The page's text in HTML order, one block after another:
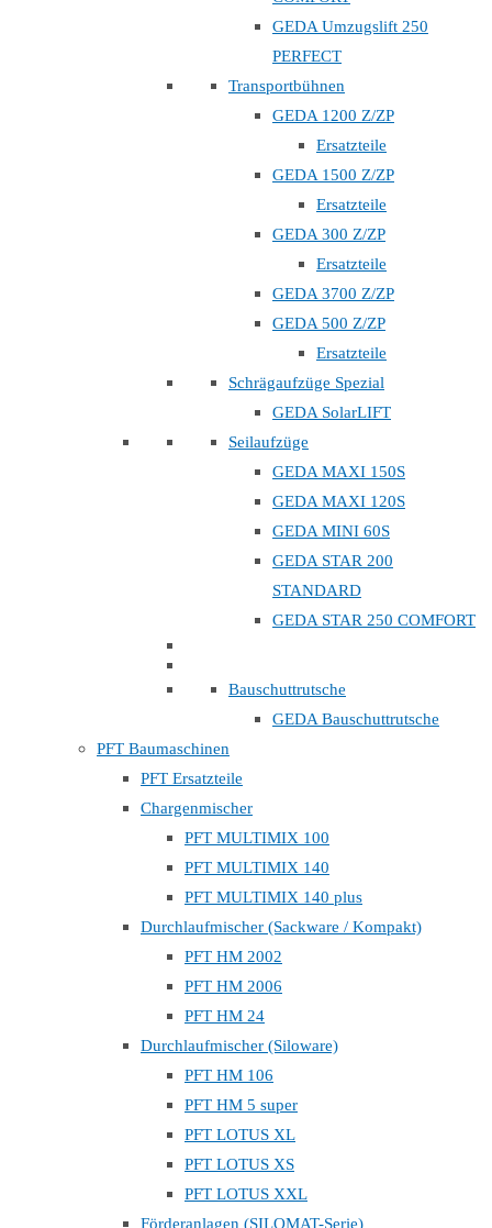
GEDA Umzugslift 250
PERFECT
Transportbühnen
GEDA 1200 Z/ZP
Ersatzteile
GEDA 1500 Z/ZP
Ersatzteile
GEDA 300 Z/ZP
Ersatzteile
GEDA 3700 Z/ZP
GEDA 500 Z/ZP
Ersatzteile
Schrägaufzüge Spezial
GEDA SolarLIFT
Seilaufzüge
GEDA MAXI 150S
GEDA MAXI 120S
GEDA MINI 60S
GEDA STAR 200
STANDARD
GEDA STAR 250 COMFORT
Bauschuttrutsche
GEDA Bauschuttrutsche
PFT Baumaschinen
PFT Ersatzteile
Chargenmischer
PFT MULTIMIX 100
PFT MULTIMIX 140
PFT MULTIMIX 140 plus
Durchlaufmischer (Sackware / Kompakt)
PFT HM 2002
PFT HM 2006
PFT HM 24
Durchlaufmischer (Siloware)
PFT HM 106
PFT HM 5 super
PFT LOTUS XL
PFT LOTUS XS
PFT LOTUS XXL
Förderanlagen (SILOMAT-Serie)